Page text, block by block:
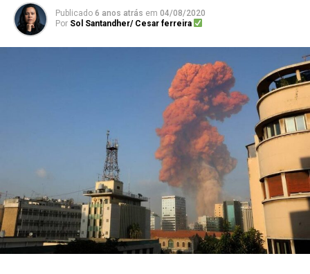
Publicado 6 anos atrás em 04/08/2020
Por Sol Santandher/ Cesar ferreira